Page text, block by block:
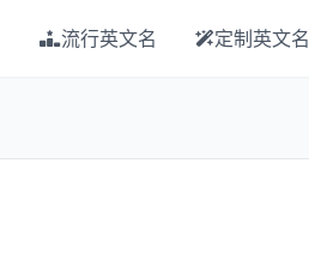
流行英文名 定制英文名